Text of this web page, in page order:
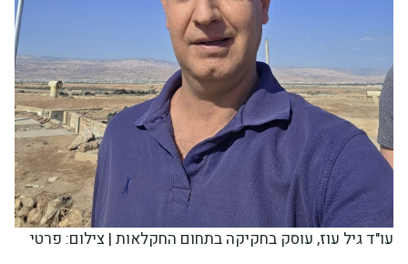
עו"ד גיל עוז, עוסק בחקיקה בתחום החקלאות | צילום: פרטי